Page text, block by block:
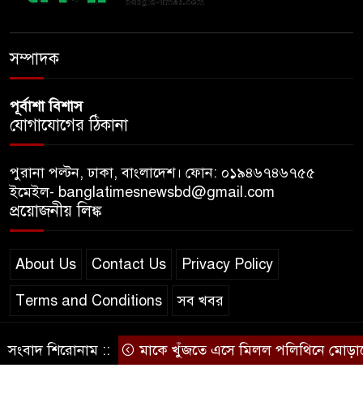
সম্পাদক
পূর্বাশা বিশাস
যোগাযোগের ঠিকানা
পুরানা পল্টন, ঢাকা, বাংলাদেশ। ফোন: ০১৯৪৬৭৪৬৭৫৫
ইমেইল- banglatimesnewsbd@gmail.com
প্রয়োজনীয় লিঙ্ক
About Us Contact Us Privacy Policy
Terms and Conditions সব খবর
© স্বত্ব বাংলা-টাইমস ২০২০-২০২৪
সংবাদ শিরোনাম :: মাকে খুঁজতে এসে মিলল পলিথিনে মোড়ানো